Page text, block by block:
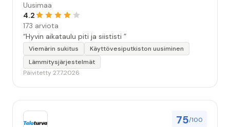
Uusimaa
4.2
173 arviota
“Hyvin aikataulu piti ja siististi ”
Viemärin sukitus
Käyttövesiputkiston uusiminen
Lämmitysjärjestelmät
Päivitetty 27.7.2026
75/100